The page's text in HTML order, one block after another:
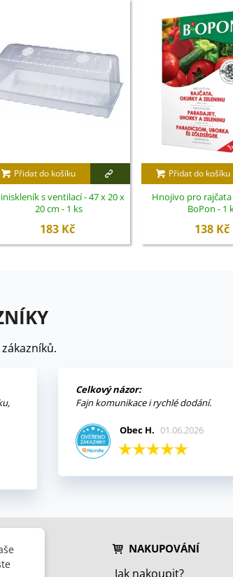
Přidat do košíku
s ventilací - 47 x 20 x
20 cm - 1 ks
183 Kč
Přidat do košíku
Hnojivo pro
BoPon - 1
138 Kč
Celkový názor:
Fajn komunikace i rychlé dodání.
Obec H. 01.06.2026
NAKUPOVÁNÍ
Jak nakoupit?